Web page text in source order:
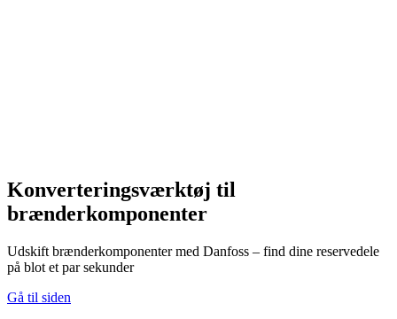
Konverteringsværktøj til
brænderkomponenter
Udskift brænderkomponenter med Danfoss – find dine reservedele
på blot et par sekunder
Gå til siden